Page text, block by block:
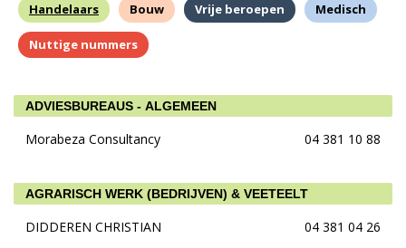
Handelaars Bouw Vrije beroepen Medisch
Nuttige nummers
ADVIESBUREAUS - ALGEMEEN
Morabeza Consultancy 04 381 10 88
AGRARISCH WERK (BEDRIJVEN) & VEETEELT
DIDDEREN CHRISTIAN
04 381 04 26